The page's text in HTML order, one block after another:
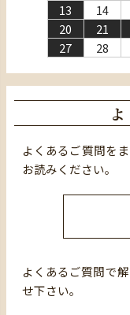
13
14
20
21
27
28
よくあるご質問を
お読みください。
よくあるご質問で
せ下さい。